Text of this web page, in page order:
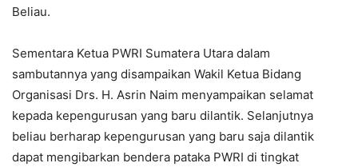
Beliau.
Sementara Ketua PWRI Sumatera Utara dalam
sambutannya yang disampaikan Wakil Ketua Bidang
Organisasi Drs. H. Asrin Naim menyampaikan selamat
kepada kepengurusan yang baru dilantik. Selanjutnya
beliau berharap kepengurusan yang baru saja dilantik
dapat mengibarkan bendera pataka PWRI di tingkat